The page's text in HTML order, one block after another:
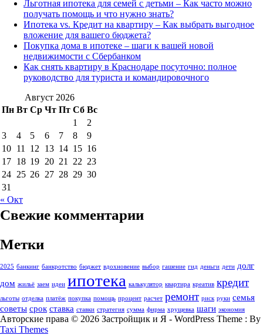
Льготная ипотека для семей с детьми – Как часто можно
получать помощь и что нужно знать?
Ипотека vs. Кредит на квартиру – Как выбрать выгодное
вложение для вашего бюджета?
Покупка дома в ипотеке – шаги к вашей новой
недвижимости с Сбербанком
Как снять квартиру в Краснодаре посуточно: полное
руководство для туриста и командировочного
Август 2026
Пн Вт Ср Чт Пт Сб Вс
1
2
3
4 5 6 7 8
9
10 11 12 13 14 15 16
17 18 19 20 21 22 23
24 25 26 27 28 29 30
31
« Окт
Свежие комментарии
Метки
2025 банкинг банкротство бюджет вдохновение выбор гашение гид деньги дети долг
дом жильё заем идеи ипотека калькулятор квартира креатив кредит
льготы отделка платёж покупка помощь процент расчет ремонт риск руки семья
советы срок ставка ставки стратегия сумма фирма хрущевка шаги экономия
Авторские права © 2026 Застройщик и Я - WordPress Theme : By
Taxi Themes